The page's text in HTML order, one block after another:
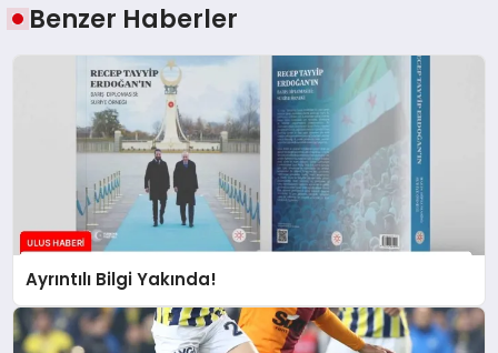
Benzer Haberler
Ayrıntılı Bilgi Yakında!